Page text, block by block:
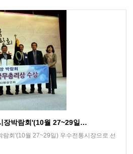
장박람회'(10월 27~29일…
람회'(10월 27~29일) 우수전통시장으로 선